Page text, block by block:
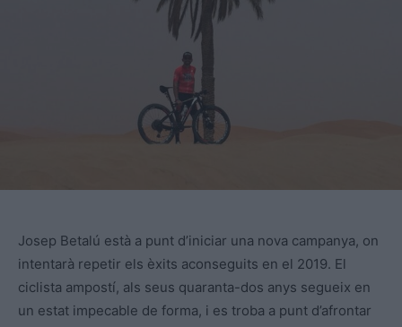
Josep Betalú està a punt d’iniciar una nova campanya, on
intentarà repetir els èxits aconseguits en el 2019. El
ciclista ampostí, als seus quaranta-dos anys segueix en
un estat impecable de forma, i es troba a punt d’afrontar